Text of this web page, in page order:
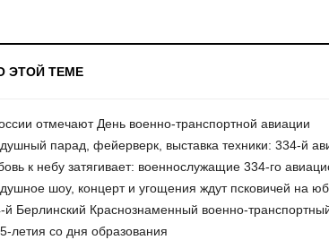
ЭТОЙ ТЕМЕ
отмечают День военно-транспортной авиации
парад, фейерверк, выставка техники: 334-й
к небу затягивает: военнослужащие 334-го
шоу, концерт и угощения ждут псковичей на
Берлинский Краснознаменный военно-
летия со дня образования